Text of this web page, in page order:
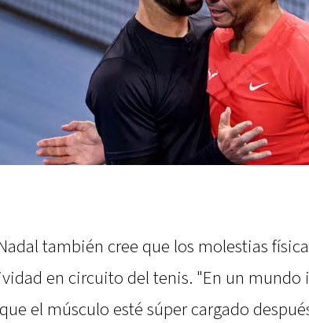
también cree que los molestias
en circuito del tenis. "En un mundo
el músculo esté súper cargado